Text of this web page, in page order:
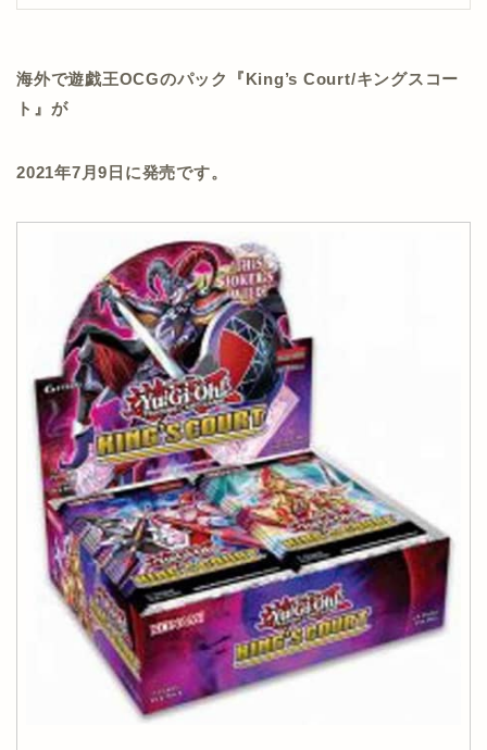
海外で遊戯王OCGのパック『King’s Court/キングスコー
ト』が
2021年7月9日に発売です。